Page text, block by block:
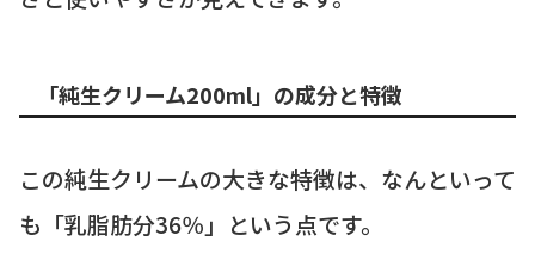
「純生クリーム200ml」の成分と特徴
この純生クリームの大きな特徴は、なんといって
も「乳脂肪分36％」という点です。